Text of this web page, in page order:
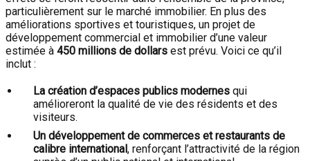
particulièrement sur le marché immobilier. En plus des
améliorations sportives et touristiques, un projet de
développement commercial et immobilier d’une valeur
estimée à 450 millions de dollars est prévu. Voici ce qu’il
inclut :
La création d’espaces publics modernes qui
amélioreront la qualité de vie des résidents et des
visiteurs.
Un développement de commerces et restaurants de
calibre international, renforçant l’attractivité de la région